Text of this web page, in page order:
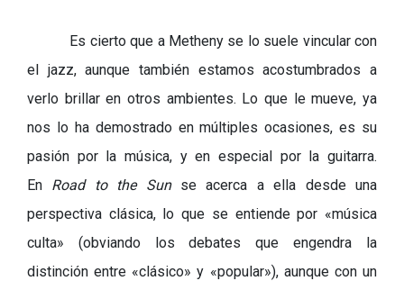
Es cierto que a Metheny se lo suele vincular con
el jazz, aunque también estamos acostumbrados a
verlo brillar en otros ambientes. Lo que le mueve, ya
nos lo ha demostrado en múltiples ocasiones, es su
pasión por la música, y en especial por la guitarra.
En Road to the Sunse acerca a ella desde una
perspectiva clásica, lo que se entiende por «música
culta» (obviando los debates que engendra la
distinción entre «clásico» y «popular»), aunque con un